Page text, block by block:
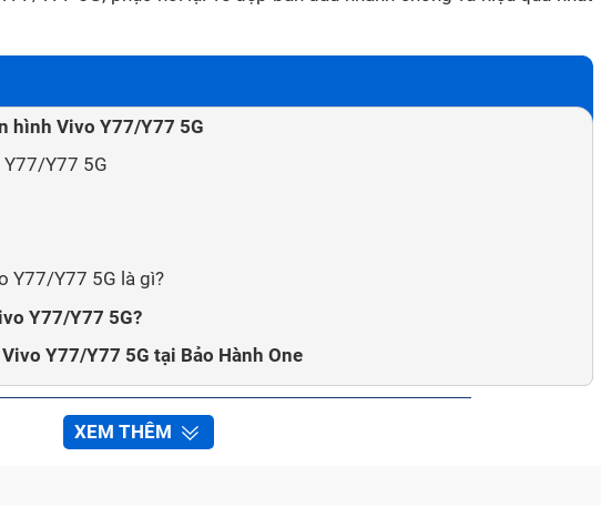
hình Vivo Y77/Y77 5G
Y77/Y77 5G
Y77/Y77 5G là gì?
Y77/Y77 5G?
Y77/Y77 5G tại Bảo Hành One
XEM THÊM